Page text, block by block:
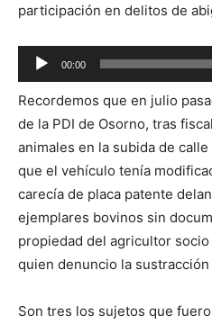
participación en delitos de
Reproductor
de
audio
00:00
Recordemos que en julio
de la PDI de Osorno, tras
animales en la subida de
que el vehículo tenía
carecía de placa patente
ejemplares bovinos sin
propiedad del agricultor socio
quien denuncio la
Son tres los sujetos que